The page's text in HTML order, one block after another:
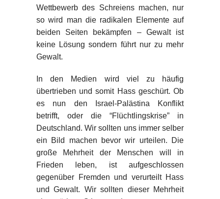
Wettbewerb des Schreiens machen, nur
so wird man die radikalen Elemente auf
beiden Seiten bekämpfen – Gewalt ist
keine Lösung sondern führt nur zu mehr
Gewalt.
In den Medien wird viel zu häufig
übertrieben und somit Hass geschürt. Ob
es nun den Israel-Palästina Konflikt
betrifft, oder die “Flüchtlingskrise” in
Deutschland. Wir sollten uns immer selber
ein Bild machen bevor wir urteilen. Die
große Mehrheit der Menschen will in
Frieden leben, ist aufgeschlossen
gegenüber Fremden und verurteilt Hass
und Gewalt. Wir sollten dieser Mehrheit